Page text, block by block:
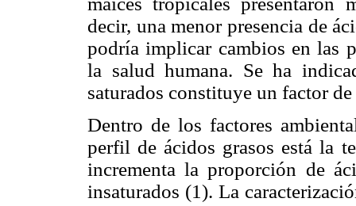
decir, una menor presencia de
podría implicar cambios en las
la salud humana. Se ha
saturados constituye un factor
Dentro de los factores
perfil de ácidos grasos está la
incrementa la proporción de
insaturados (1). La